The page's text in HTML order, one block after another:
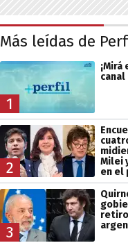
Más leídas de
1
¡Mirá
2
Milei
en el
3